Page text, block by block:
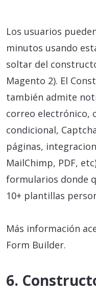
Los usuarios
minutos usando
soltar del
Magento 2). El
también admite
correo electrónico,
condicional,
páginas,
MailChimp, PDF,
formularios donde
10+ plantillas
Más información
Form Builder.
6.